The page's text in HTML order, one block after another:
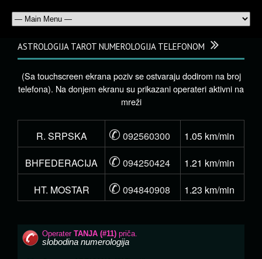
ASTROLOGIJA TAROT NUMEROLOGIJA TELEFONOM
(Sa touchscreen ekrana poziv se ostvaraju dodirom na broj
telefona). Na donjem ekranu su prikazani operateri aktivni na
mreži
R. SRPSKA ✆ 092560300
1.05 km/min
BHFEDERACIJA
✆ 094250424
1.21 km/min
HT. MOSTAR
✆ 094840908 1.23 km/min